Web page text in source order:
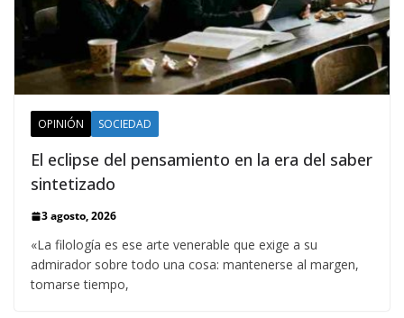
OPINIÓN SOCIEDAD
El eclipse del pensamiento en la era del saber
sintetizado
3 agosto, 2026
«La filología es ese arte venerable que exige a su
admirador sobre todo una cosa: mantenerse al margen,
tomarse tiempo,